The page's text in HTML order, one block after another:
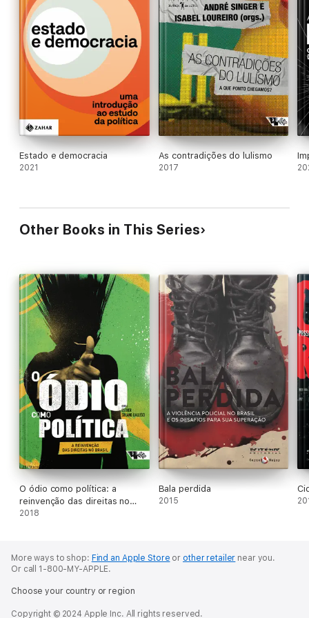
Estado e democracia
2021
As contradições do lulismo
2017
Other Books in This Series
O ódio como política: a
reinvenção das direitas no
Brasil
2018
Bala perdida
2015
More ways to shop: Find an Apple Store or other retailer near you.
Or call 1-800-MY-APPLE.
Choose your country or region
Copyright © 2024 Apple Inc. All rights reserved.